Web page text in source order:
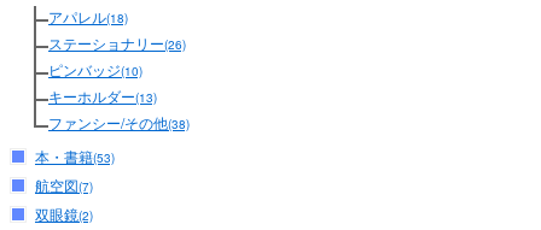
アパレル(18)
ステーショナリー(26)
ピンバッジ(10)
キーホルダー(13)
ファンシー/その他(38)
本・書籍(53)
航空図(7)
双眼鏡(2)